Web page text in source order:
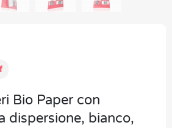
Bio Paper con
dispersione, bianco,